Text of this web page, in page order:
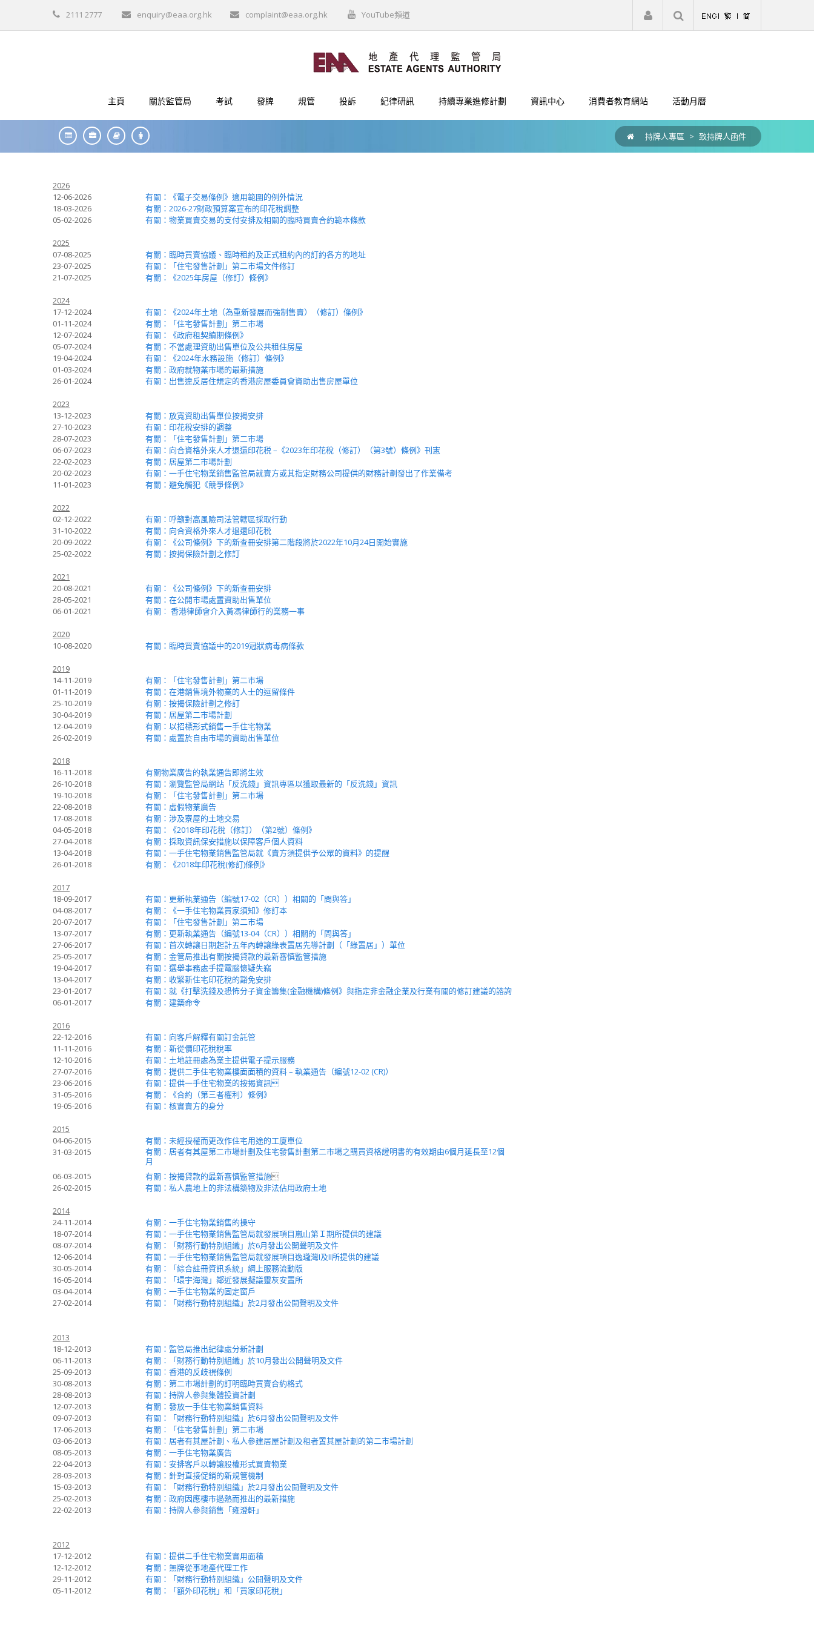
2111 2777 enquiry@eaa.org.hk complaint@eaa.org.hk YouTube頻道 註冊 登入
主頁 關於監管局 考試 發牌 規管 投訴 紀律研訊 持續專業進修計劃 資訊中心 消費者教育網站 活動月曆
持牌人專區 > 致持牌人函件
2026
12-06-2026
有關：《電子交易條例》適用範圍的例外情況
18-03-2026
有關：2026-27財政預算案宣布的印花稅調整
05-02-2026
有關：物業買賣交易的支付安排及相關的臨時買賣合約範本條款
2025
07-08-2025
有關：臨時買賣協議、臨時租約及正式租約內的訂約各方的地址
23-07-2025
有關：「住宅發售計劃」第二市場文件修訂
21-07-2025
有關：《2025年房屋（修訂）條例》
2024
17-12-2024
有關：《2024年土地（為重新發展而強制售賣）（修訂）條例》
01-11-2024
有關：「住宅發售計劃」第二市場
12-07-2024
有關：《政府租契續期條例》
05-07-2024
有關：不當處理資助出售單位及公共租住房屋
19-04-2024
有關：《2024年水務設施（修訂）條例》
01-03-2024
有關：政府就物業市場的最新措施
26-01-2024
有關：出售違反居住規定的香港房屋委員會資助出售房屋單位
2023
13-12-2023
有關：放寬資助出售單位按揭安排
27-10-2023
有關：印花稅安排的調整
28-07-2023
有關：「住宅發售計劃」第二市場
06-07-2023
有關：向合資格外來人才退還印花税 –《2023年印花稅（修訂）（第3號）條例》刊憲
22-02-2023
有關：居屋第二市場計劃
20-02-2023
有關：一手住宅物業銷售監管局就賣方或其指定財務公司提供的財務計劃發出了作業備考
11-01-2023
有關：避免觸犯《競爭條例》
2022
02-12-2022
有關：呼籲對高風險司法管轄區採取行動
31-10-2022
有關：向合資格外來人才退還印花税
20-09-2022
有關：《公司條例》下的新查冊安排第二階段將於2022年10月24日開始實施
25-02-2022
有關：按揭保險計劃之修訂
2021
20-08-2021
有關：《公司條例》下的新查冊安排
28-05-2021
有關：在公開市場處置資助出售單位
06-01-2021
有關︰ 香港律師會介入黃馮律師行的業務一事
2020
10-08-2020
有關：臨時買賣協議中的2019冠狀病毒病條款
2019
14-11-2019
有關：「住宅發售計劃」第二市場
01-11-2019
有關：在港銷售境外物業的人士的逗留條件
25-10-2019
有關：按揭保險計劃之修訂
30-04-2019
有關：居屋第二市場計劃
12-04-2019
有關：以招標形式銷售一手住宅物業
26-02-2019
有關：處置於自由市場的資助出售單位
2018
16-11-2018
有關物業廣告的執業通告即將生效
26-10-2018
有關：瀏覽監管局網站「反洗錢」資訊專區以獲取最新的「反洗錢」資訊
19-10-2018
有關：「住宅發售計劃」第二市場
22-08-2018
有關：虛假物業廣告
17-08-2018
有關：涉及寮屋的土地交易
04-05-2018
有關：《2018年印花稅（修訂）（第2號）條例》
27-04-2018
有關：採取資訊保安措施以保障客戶個人資料
13-04-2018
有關：一手住宅物業銷售監管局就《賣方須提供予公眾的資料》的提醒
26-01-2018
有關：《2018年印花稅(修訂)條例》
2017
18-09-2017
有關：更新執業通告（編號17-02（CR））相關的「問與答」
04-08-2017
有關：《一手住宅物業買家須知》修訂本
20-07-2017
有關：「住宅發售計劃」第二市場
13-07-2017
有關：更新執業通告（編號13-04（CR））相關的「問與答」
27-06-2017
有關：首次轉讓日期起計五年內轉讓綠表置居先導計劃（「綠置居」）單位
25-05-2017
有關：金管局推出有關按揭貸款的最新審慎監管措施
19-04-2017
有關：選舉事務處手提電腦懷疑失竊
13-04-2017
有關：收緊新住宅印花稅的豁免安排
23-01-2017
有關：就《打擊洗錢及恐怖分子資金籌集(金融機構)條例》與指定非金融企業及行業有關的修訂建議的諮詢
06-01-2017
有關：建築命令
2016
22-12-2016
有關：向客戶解釋有關訂金託管
11-11-2016
有關：新從價印花稅稅率
12-10-2016
有關：土地註冊處為業主提供電子提示服務
27-07-2016
有關：提供二手住宅物業樓面面積的資料 – 執業通告（編號12-02 (CR)）
23-06-2016
有關：提供一手住宅物業的按揭資訊
31-05-2016
有關：《合約（第三者權利）條例》
19-05-2016
有關：核實賣方的身分
2015
04-06-2015
有關：未經授權而更改作住宅用途的工廈單位
31-03-2015
有關︰居者有其屋第二市場計劃及住宅發售計劃第二市場之購買資格證明書的有效期由6個月延長至12個
月
06-03-2015
有關：按揭貸款的最新審慎監管措施
26-02-2015
有關：私人農地上的非法構築物及非法佔用政府土地
2014
24-11-2014
有關：一手住宅物業銷售的操守
18-07-2014
有關：一手住宅物業銷售監管局就發展項目嵐山第Ｉ期所提供的建議
08-07-2014
有關：「財務行動特別組織」於6月發出公開聲明及文件
12-06-2014
有關：一手住宅物業銷售監管局就發展項目逸瓏灣I及II所提供的建議
30-05-2014
有關：「綜合註冊資訊系統」網上服務流動版
16-05-2014
有關：「環宇海灣」鄰近發展擬議靈灰安置所
03-04-2014
有關：一手住宅物業的固定窗戶
27-02-2014
有關：「財務行動特別組織」於2月發出公開聲明及文件
2013
18-12-2013
有關：監管局推出紀律處分新計劃
06-11-2013
有關︰「財務行動特別組織」於10月發出公開聲明及文件
25-09-2013
有關︰香港的反歧視條例
30-08-2013
有關：第二市場計劃的訂明臨時買賣合約格式
28-08-2013
有關：持牌人參與集體投資計劃
12-07-2013
有關：發放一手住宅物業銷售資料
09-07-2013
有關：「財務行動特別組織」於6月發出公開聲明及文件
17-06-2013
有關︰「住宅發售計劃」第二市場
03-06-2013
有關︰居者有其屋計劃、私人參建居屋計劃及租者置其屋計劃的第二市場計劃
08-05-2013
有關︰一手住宅物業廣告
22-04-2013
有關：安排客戶以轉讓股權形式買賣物業
28-03-2013
有關：針對直接促銷的新規管機制
15-03-2013
有關：「財務行動特別組織」於2月發出公開聲明及文件
25-02-2013
有關：政府因應樓市過熱而推出的最新措施
22-02-2013
有關：持牌人參與銷售「雍澄軒」
2012
17-12-2012
有關：提供二手住宅物業實用面積
12-12-2012
有關：無牌從事地產代理工作
29-11-2012
有關：「財務行動特別組織」公開聲明及文件
05-11-2012
有關：「額外印花稅」和「買家印花稅」